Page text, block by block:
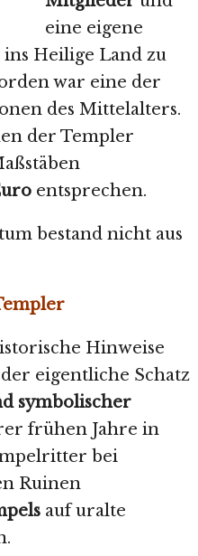
eine eigene
Heilige Land zu
war eine der
des Mittelalters.
der Templer
entsprechen.
bestand nicht aus
Hinweise
eigentliche Schatz
symbolischer
frühen Jahre in
bei
Ruinen
auf uralte